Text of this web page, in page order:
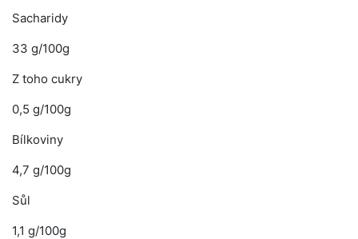
Sacharidy
33 g/100g
Z toho cukry
0,5 g/100g
Bílkoviny
4,7 g/100g
Sůl
1,1 g/100g